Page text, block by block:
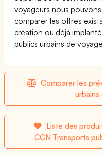
voyageurs nous
comparer les offres
création ou déjà
publics urbains de
Comparer les
Liste des
CCN Transports